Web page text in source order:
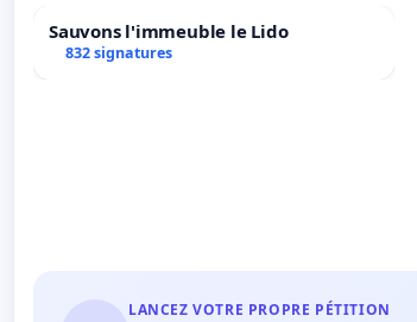
Sauvons l'immeuble le Lido
832 signatures
LANCEZ VOTRE PROPRE PÉTITION